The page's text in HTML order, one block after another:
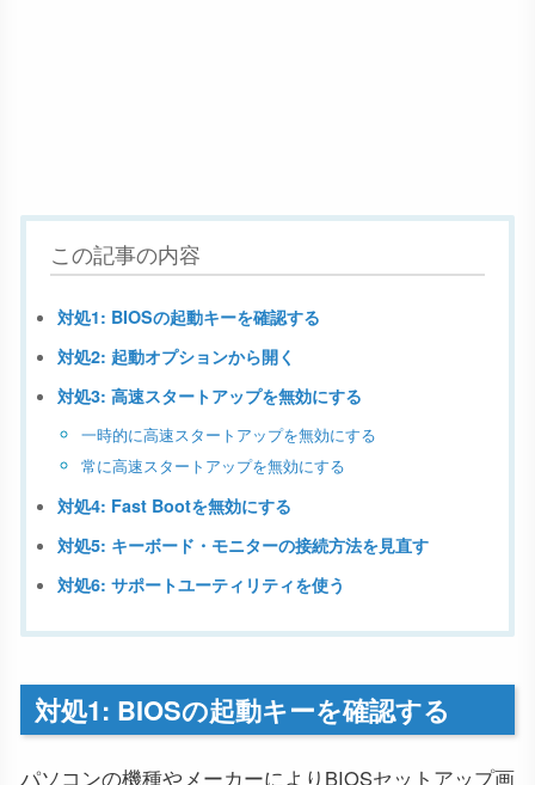
この記事の内容
対処1: BIOSの起動キーを確認する
対処2: 起動オプションから開く
対処3: 高速スタートアップを無効にする
一時的に高速スタートアップを無効にする
常に高速スタートアップを無効にする
対処4: Fast Bootを無効にする
対処5: キーボード・モニターの接続方法を見直す
対処6: サポートユーティリティを使う
対処1: BIOSの起動キーを確認する
パソコンの機種やメーカーによりBIOSセットアップ画